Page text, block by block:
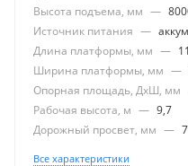
Высота подъема, мм —
Источник питания —
Длина платформы, мм —
Ширина платформы, мм —
Опорная площадь, ДхШ, мм
Рабочая высота, м — 9,7
Дорожный просвет, мм —
Все характеристики